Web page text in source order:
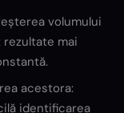
volumului
mai
acestora:
identificarea